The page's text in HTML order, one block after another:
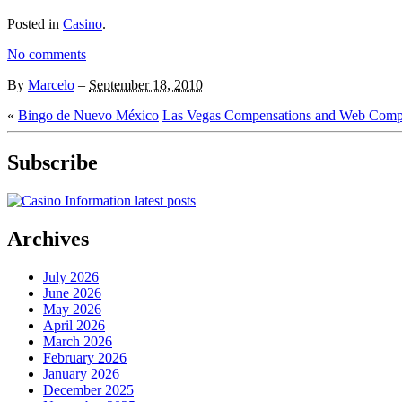
Posted in Casino.
No comments
By Marcelo – September 18, 2010
« Bingo de Nuevo México Las Vegas Compensations and Web
Subscribe
Archives
July 2026
June 2026
May 2026
April 2026
March 2026
February 2026
January 2026
December 2025